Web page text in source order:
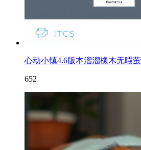
心动小镇4.6版本溜溜橡木无暇
652